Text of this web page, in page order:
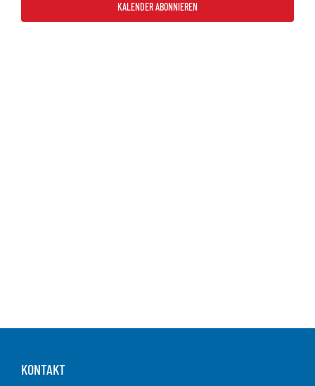
KALENDER ABONNIEREN
KONTAKT